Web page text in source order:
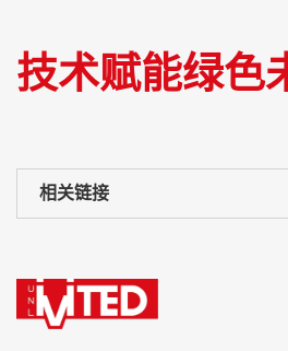
技术赋能绿色
相关链接